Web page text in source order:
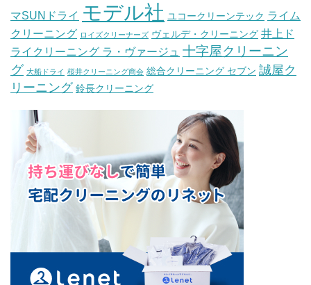
マSUNドライ モデル社 ユコークリーンテック ライム
クリーニング ロイズクリーナーズ ヴェルデ・クリーニング 井上ド
ライクリーニング ラ・ヴァージュ 十字屋クリーニン
グ 大船ドライ 桜井クリーニング商会 総合クリーニング セブン 誠屋ク
リーニング 鈴長クリーニング